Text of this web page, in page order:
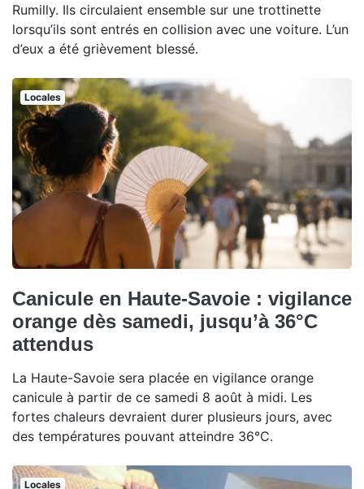
Rumilly. Ils circulaient ensemble sur une trottinette
lorsqu’ils sont entrés en collision avec une voiture. L’un
d’eux a été grièvement blessé.
Locales
Canicule en Haute-Savoie : vigilance
orange dès samedi, jusqu’à 36°C
attendus
La Haute-Savoie sera placée en vigilance orange
canicule à partir de ce samedi 8 août à midi. Les
fortes chaleurs devraient durer plusieurs jours, avec
des températures pouvant atteindre 36°C.
Locales